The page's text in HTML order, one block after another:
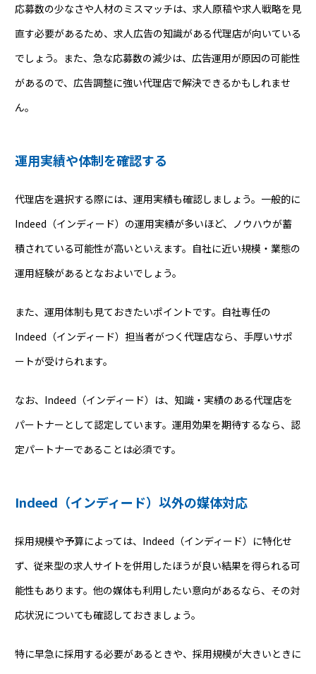
応募数の少なさや人材のミスマッチは、求人原稿や求人戦略を見
直す必要があるため、求人広告の知識がある代理店が向いている
でしょう。また、急な応募数の減少は、広告運用が原因の可能性
があるので、広告調整に強い代理店で解決できるかもしれませ
ん。
運用実績や体制を確認する
代理店を選択する際には、運用実績も確認しましょう。一般的に
Indeed（インディード）の運用実績が多いほど、ノウハウが蓄
積されている可能性が高いといえます。自社に近い規模・業態の
運用経験があるとなおよいでしょう。
また、運用体制も見ておきたいポイントです。自社専任の
Indeed（インディード）担当者がつく代理店なら、手厚いサポ
ートが受けられます。
なお、Indeed（インディード）は、知識・実績のある代理店を
パートナーとして認定しています。運用効果を期待するなら、認
定パートナーであることは必須です。
Indeed（インディード）以外の媒体対応
採用規模や予算によっては、Indeed（インディード）に特化せ
ず、従来型の求人サイトを併用したほうが良い結果を得られる可
能性もあります。他の媒体も利用したい意向があるなら、その対
応状況についても確認しておきましょう。
特に早急に採用する必要があるときや、採用規模が大きいときに